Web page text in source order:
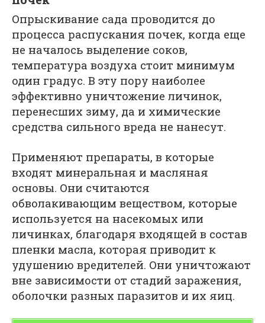
Опрыскивание сада проводится до
процесса распускания почек, когда еще
не началось выделение соков,
температура воздуха стоит минимум
один градус. В эту пору наиболее
эффективно уничтожение личинок,
перенесших зиму, да и химические
средства сильного вреда не нанесут.
Применяют препараты, в которые
входят минеральная и масляная
основы. Они считаются
обволакивающим веществом, которые
используется на насекомых или
личинках, благодаря входящей в состав
пленки масла, которая приводит к
удушению вредителей. Они уничтожают
вне зависимости от стадий заражения,
оболочки разных паразитов и их яиц.